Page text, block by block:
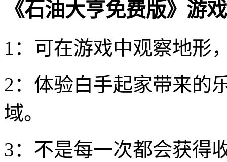
《石油大亨免费版》游
1：可在游戏中观察地形
2：体验白手起家带来的
域。
3：不是每一次都会获得